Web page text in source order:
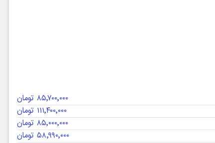
۸۵٬۷۰۰٬۰۰۰ تومان
۱۱۱٬۴۰۰٬۰۰۰ تومان
۸۵٬۰۰۰٬۰۰۰ تومان
۵۸٬۹۹۰٬۰۰۰ تومان